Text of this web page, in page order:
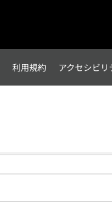
利用規約 アクセシビ